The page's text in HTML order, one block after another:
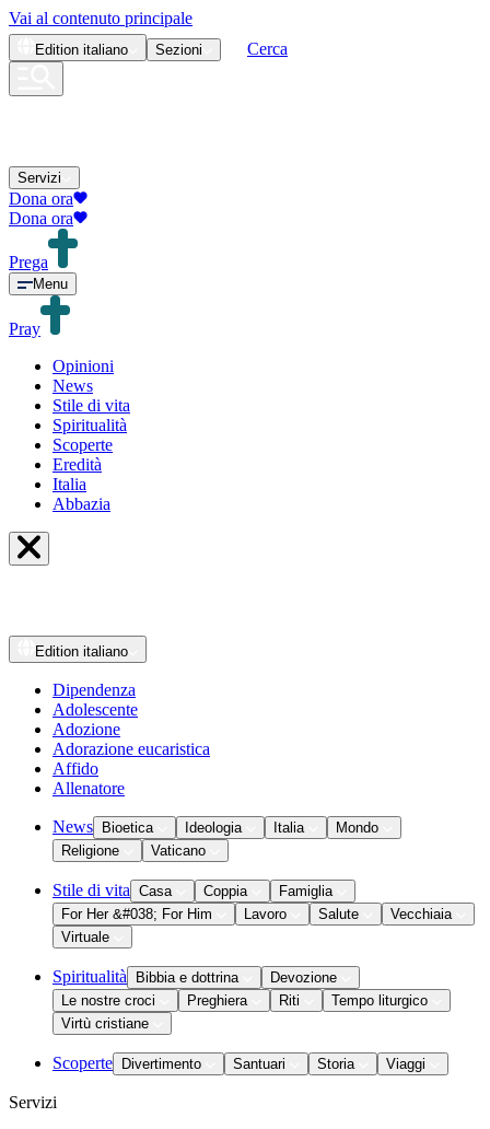
Vai al contenuto principale
Edition italiano Sezioni Cerca
Servizi
Dona ora
Dona ora
Prega
Menu
Pray
Opinioni
News
Stile di vita
Spiritualità
Scoperte
Eredità
Italia
Abbazia
Edition italiano
Dipendenza
Adolescente
Adozione
Adorazione eucaristica
Affido
Allenatore
News Bioetica Ideologia Italia
Mondo
Religione
Vaticano
Stile di vita Casa Coppia
Famiglia
For Her &#038; For Him
Lavoro Salute
Vecchiaia
Virtuale
Spiritualità Bibbia e dottrina
Devozione
Le nostre croci
Preghiera Riti
Tempo liturgico
Virtù cristiane
Scoperte Divertimento Santuari Storia Viaggi
Servizi